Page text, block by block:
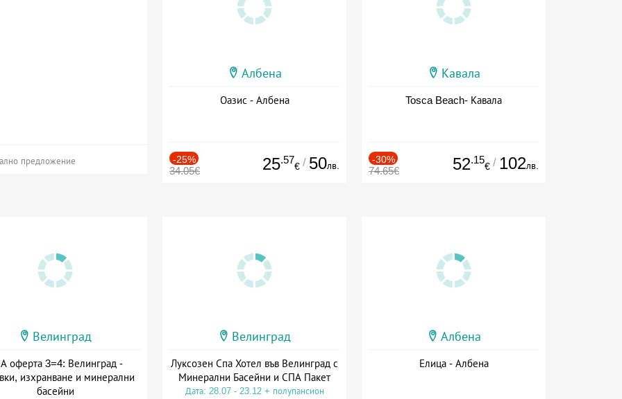
предложение
Албена
Оазис - Албена
-25%
34.05€ 25.57
€ / 50лв.
Кавала
Tosca Beach- Кавала
-30%
74.65€ 52.15
€ / 102лв.
Велинград
оферта 3=4: Велинград -
изхранване и минерални
басейни
Велинград
Луксозен Спа Хотел във Велинград с
Минерални Басейни и СПА Пакет
Дата: 28.07 - 23.12 + полупансион
Албена
Елица - Албена